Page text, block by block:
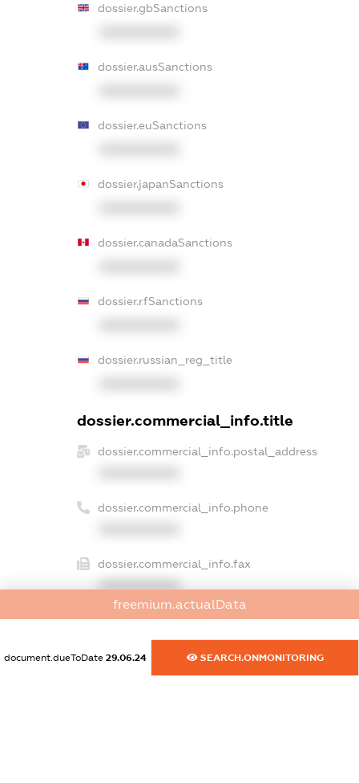
dossier.gbSanctions
dossier.ausSanctions
dossier.euSanctions
dossier.japanSanctions
dossier.canadaSanctions
dossier.rfSanctions
dossier.russian_reg_title
dossier.commercial_info.title
dossier.commercial_info.postal_address
dossier.commercial_info.phone
dossier.commercial_info.fax
dossier.commercial_info.email
XXXXXXXXXX
dossier.commercial_info.website
freemium.actualData
document.dueToDate 29.06.24 SEARCH.ONMONITORING